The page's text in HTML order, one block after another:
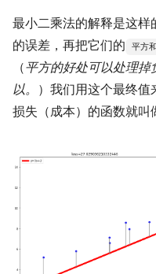
最小二乘法的解释是这样
的误差，再把它们的
平方和
（平方的好处可以处理
以。 ）我们用这个最终
损失（成本）的函数就叫